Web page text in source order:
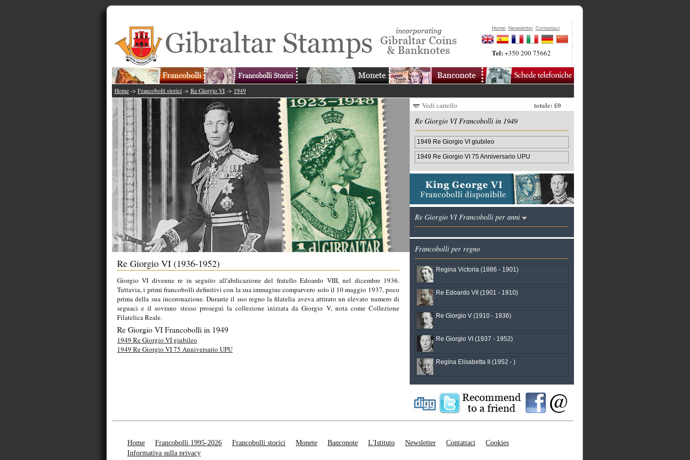
Home Newsletter Contattaci
Tel:+350 200 75662
Home -> Francobolli storici -> Re Giorgio VI -> 1949
Re Giorgio VI (1936-1952)
Giorgio VI divenne re in seguito all'abdicazione del fratello Edoardo VIII, nel dicembre 1936.
Tuttavia, i primi francobolli definitivi con la sua immagine comparvero solo il 10 maggio 1937, poco
prima della sua incoronazione. Durante il suo regno la filatelia aveva attirato un elevato numero di
seguaci e il sovrano stesso proseguì la collezione iniziata da Giorgio V, nota come Collezione
Filatelica Reale.
Re Giorgio VI Francobolli in 1949
1949 Re Giorgio VI giubileo
1949 Re Giorgio VI 75 Anniversario UPU
Vedi carrello
totale: £0
Re Giorgio VI Francobolli in 1949
1949 Re Giorgio VI giubileo
1949 Re Giorgio VI 75 Anniversario UPU
Re Giorgio VI Francobolli per anni
Francobolli per regno
Regina Victoria (1886 - 1901)
Re Edoardo VII (1901 - 1910)
Re Giorgio V (1910 - 1936)
Re Giorgio VI (1937 - 1952)
Regina Elisabetta II (1952 - )
Home Francobolli 1995-2026 Francobolli storici Monete Banconote L'Istituto Newsletter Contattaci
Cookies
Informativa sulla privacy